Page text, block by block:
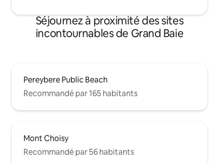
Séjournez à proximité des sites
incontournables de Grand Baie
Pereybere Public Beach
Recommandé par 165 habitants
Mont Choisy
Recommandé par 56 habitants